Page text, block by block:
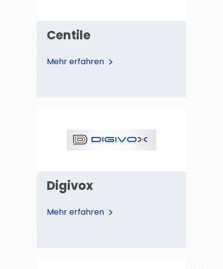
Centile
Mehr erfahren
Digivox
Mehr erfahren